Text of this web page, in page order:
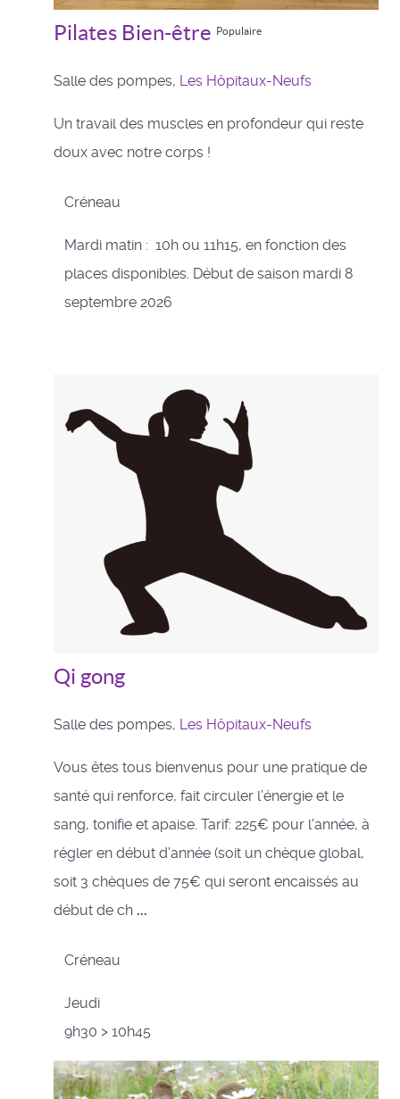
Pilates Bien-être Populaire
Salle des pompes, Les Hôpitaux-Neufs
Un travail des muscles en profondeur qui reste
doux avec notre corps !
Créneau
Mardi matin : 10h ou 11h15, en fonction des
places disponibles. Début de saison mardi 8
septembre 2026
Qi gong
Salle des pompes, Les Hôpitaux-Neufs
Vous êtes tous bienvenus pour une pratique de
santé qui renforce, fait circuler l’énergie et le
sang, tonifie et apaise. Tarif: 225€ pour l'année, à
régler en début d'année (soit un chèque global,
soit 3 chèques de 75€ qui seront encaissés au
début de ch ...
Créneau
Jeudi
9h30 > 10h45